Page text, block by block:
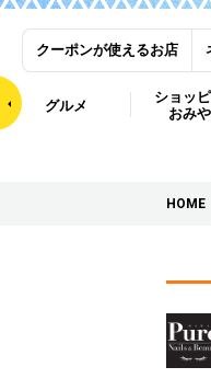
クーポンが使えるお店
グルメ
ショッ
おみ
HOME